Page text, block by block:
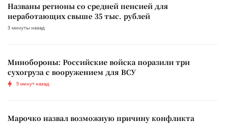
Названы регионы со средней пенсией для
неработающих свыше 35 тыс. рублей
3 минуты назад
Минобороны: Российские войска поразили три
сухогруза с вооружением для ВСУ
5 минут назад
Марочко назвал возможную причину конфликта